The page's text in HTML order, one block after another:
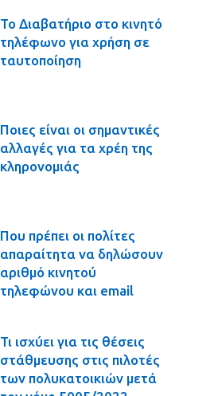
Το Διαβατήριο στο κινητό
τηλέφωνο για χρήση σε
ταυτοποίηση
Ποιες είναι οι σημαντικές
αλλαγές για τα χρέη της
κληρονομιάς
Που πρέπει οι πολίτες
απαραίτητα να δηλώσουν
αριθμό κινητού
τηλεφώνου και email
Τι ισχύει για τις θέσεις
στάθμευσης στις πιλοτές
των πολυκατοικιών μετά